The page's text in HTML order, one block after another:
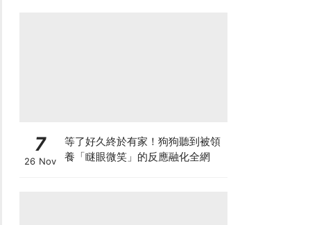
7
26 Nov
等了好久終於有家！狗狗聽到被領
養「瞇眼微笑」的反應融化全網